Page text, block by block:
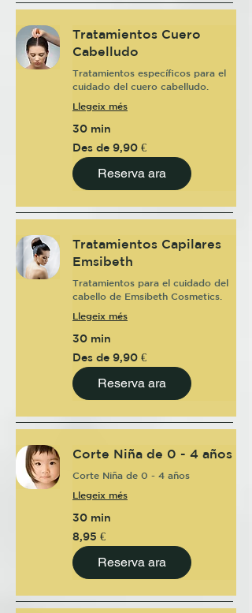
Tratamientos Cuero
Cabelludo
Tratamientos específicos para el
cuidado del cuero cabelludo.
Llegeix més
30 min
Des
de
9,90
euros
Des de 9,90 €
Reserva ara
Tratamientos Capilares
Emsibeth
Tratamientos para el cuidado del
cabello de Emsibeth Cosmetics.
Llegeix més
30 min
Des
de
9,90
euros
Des de 9,90 €
Reserva ara
Corte Niña de 0 - 4 años
Corte Niña de 0 - 4 años
Llegeix més
30 min
8,95
euros
8,95 €
Reserva ara